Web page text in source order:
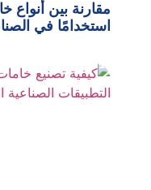
مقارنة بين أنواع
استخدامًا في